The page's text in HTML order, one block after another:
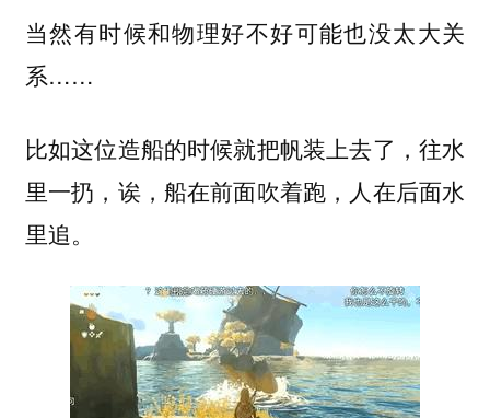
当然有时候和物理好不好可能也没太大关
系……
比如这位造船的时候就把帆装上去了，往水
里一扔，诶，船在前面吹着跑，人在后面水
里追。